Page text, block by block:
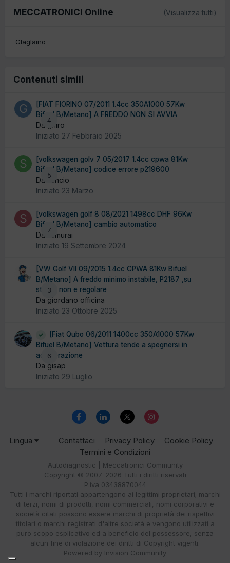
MECCATRONICI Online (Visualizza tutti)
Glaglaino
Contenuti simili
4
[FIAT FIORINO 07/2011 1.4cc 350A1000 57Kw
Bifuel B/Metano] A FREDDO NON SI AVVIA
Da ghiro
Iniziato 27 Febbraio 2025
5
[volkswagen golv 7 05/2017 1.4cc cpwa 81Kw
Bifuel B/Metano] codice errore p219600
Da sancio
Iniziato 23 Marzo
7
[volkswagen golf 8 08/2021 1498cc DHF 96Kw
Bifuel B/Metano] cambio automatico
Da samurai
Iniziato 19 Settembre 2024
3
[VW Golf VII 09/2015 1.4cc CPWA 81Kw Bifuel
B/Metano] A freddo minimo instabile, P2187 ,su
strada non e regolare
Da giordano officina
Iniziato 23 Ottobre 2025
6
[Fiat Qubo 06/2011 1400cc 350A1000 57Kw
Bifuel B/Metano] Vettura tende a spegnersi in
accelerazione
Da gisap
Iniziato 29 Luglio
Lingua Contattaci Privacy Policy
Cookie Policy
Termini e Condizioni
Autodiagnostic | Meccatronici Community
Copyright © 2007-2026 Tutti i diritti riservati
P.iva 03438870044
Tutti i marchi riportati appartengono ai legittimi proprietari; marchi
di terzi, nomi di prodotti, nomi commerciali, nomi corporativi e
società citati possono essere marchi di proprietà dei rispettivi
titolari o marchi registrati d'altre società e vengono utilizzati a
puro scopo esplicativo ed a beneficio del possessore, senza
alcun fine di violazione dei diritti di Copyright vigenti.
Powered by Invision Community